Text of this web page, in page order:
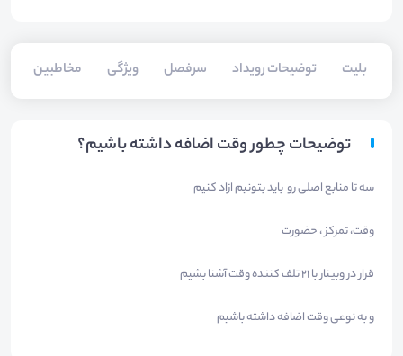
بلیت‌ توضیحات رویداد سرفصل ویژگی مخاطبین
توضیحات چطور وقت اضافه داشته باشیم؟
سه تا منابع اصلی رو باید بتونیم ازاد کنیم
وقت، تمرکز ، حضورت
قرار در وبینار با 21 تلف کننده وقت آشنا بشیم
و به نوعی وقت اضافه داشته باشیم